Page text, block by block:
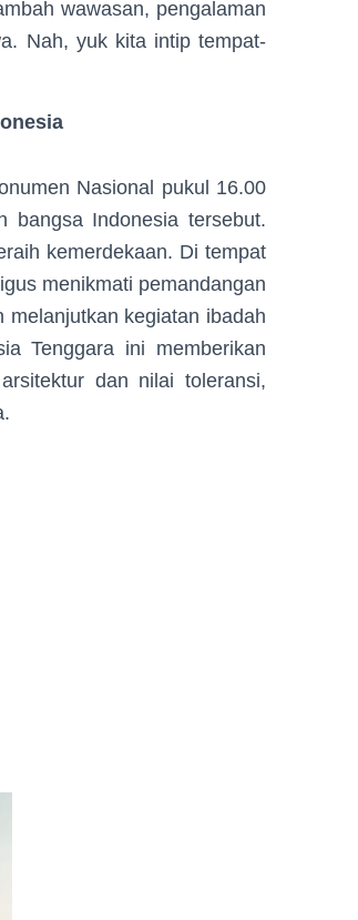
wawasan, pengalaman
Nah, yuk kita intip tempat-
Nasional pukul 16.00
bangsa Indonesia tersebut.
kemerdekaan. Di tempat
menikmati pemandangan
melanjutkan kegiatan ibadah
Tenggara ini memberikan
dan nilai toleransi,